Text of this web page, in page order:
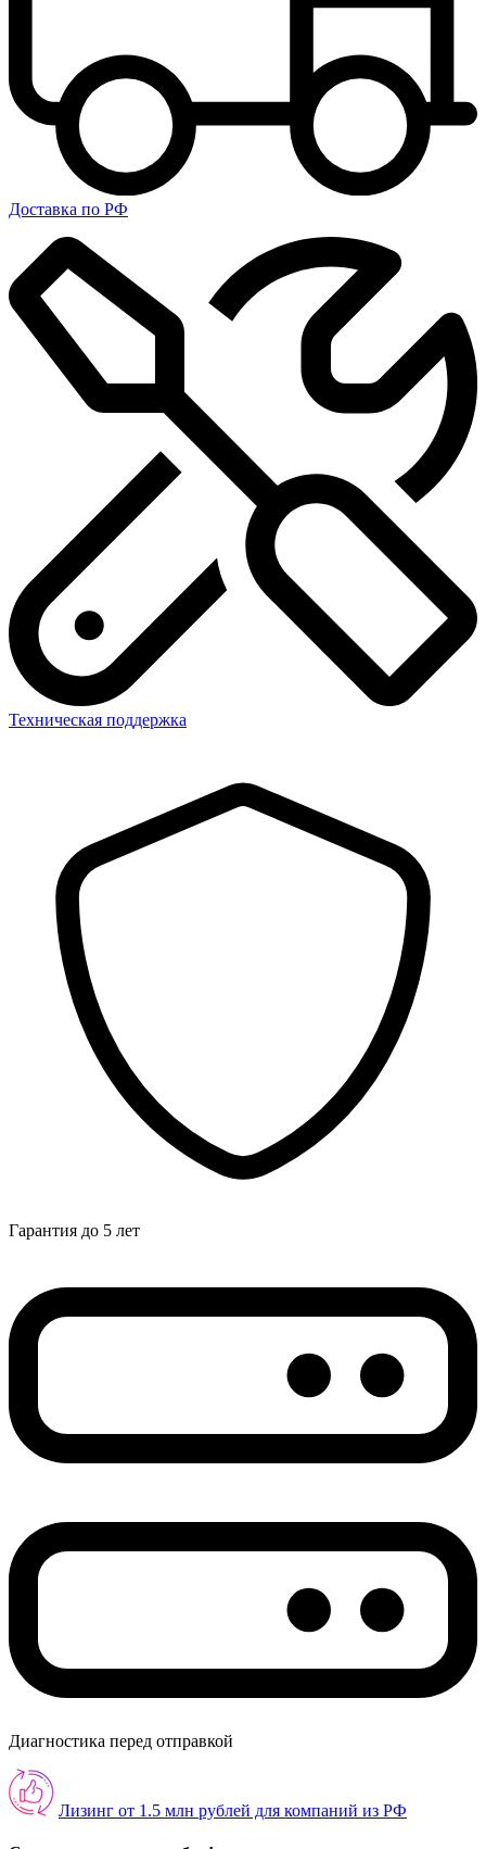
Доставка по РФ
Техническая поддержка
Гарантия до 5 лет
Диагностика перед отправкой
Лизинг от 1.5 млн рублей для компаний из РФ